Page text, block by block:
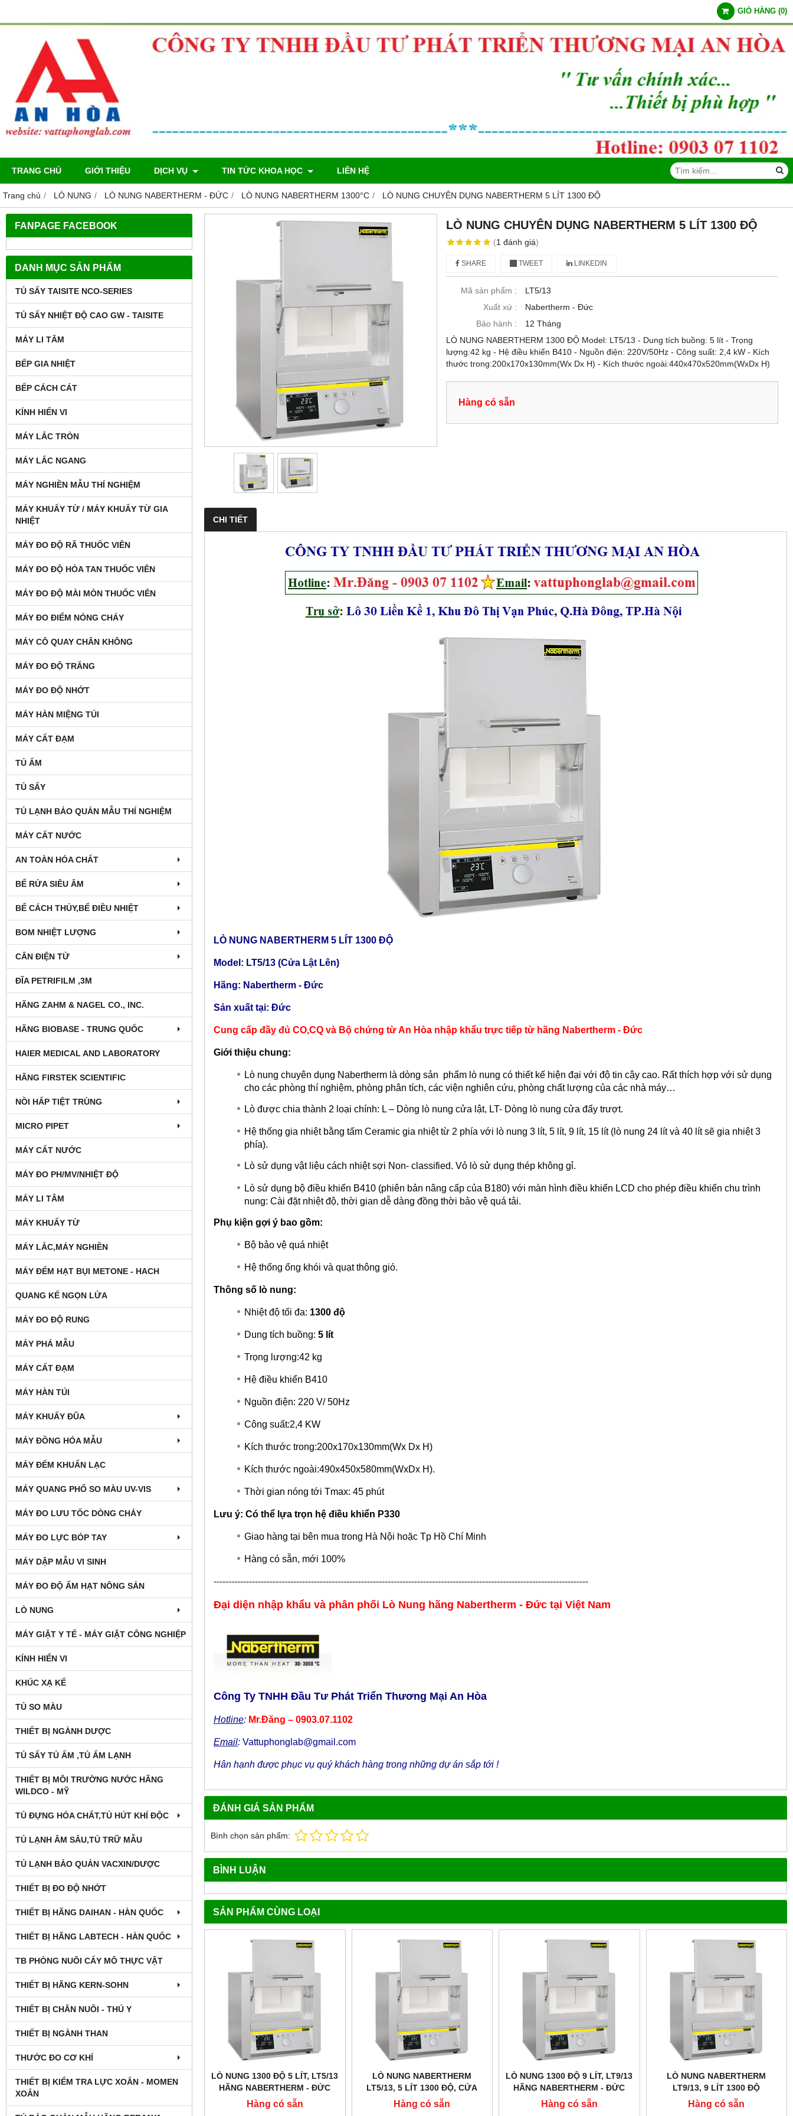
GIỎ HÀNG (0)
TRANG CHỦ GIỚI THIỆU DỊCH VỤ TIN TỨC KHOA HỌC LIÊN HỆ
Trang chủ LÒ NUNG LÒ NUNG NABERTHERM - ĐỨC LÒ NUNG NABERTHERM 1300°C LÒ NUNG CHUYÊN DỤNG NABERTHERM 5 LÍT 1300 ĐỘ
FANPAGE FACEBOOK
DANH MỤC SẢN PHẨM
TỦ SẤY TAISITE NCO-SERIES
TỦ SẤY NHIỆT ĐỘ CAO GW - TAISITE
MÁY LI TÂM
BẾP GIA NHIỆT
BẾP CÁCH CÁT
KÍNH HIỂN VI
MÁY LẮC TRÒN
MÁY LẮC NGANG
MÁY NGHIỀN MẪU THÍ NGHIỆM
MÁY KHUẤY TỪ / MÁY KHUẤY TỪ GIA
NHIỆT
MÁY ĐO ĐỘ RÃ THUỐC VIÊN
MÁY ĐO ĐỘ HÒA TAN THUỐC VIÊN
MÁY ĐO ĐỘ MÀI MÒN THUỐC VIÊN
MÁY ĐO ĐIỂM NÓNG CHÁY
MÁY CÔ QUAY CHÂN KHÔNG
MÁY ĐO ĐỘ TRẮNG
MÁY ĐO ĐỘ NHỚT
MÁY HÀN MIỆNG TÚI
MÁY CẤT ĐẠM
TỦ ẤM
TỦ SẤY
TỦ LẠNH BẢO QUẢN MẪU THÍ NGHIỆM
MÁY CẤT NƯỚC
AN TOÀN HÓA CHẤT
BỂ RỬA SIÊU ÂM
BỂ CÁCH THỦY,BỂ ĐIỀU NHIỆT
BOM NHIỆT LƯỢNG
CÂN ĐIỆN TỬ
ĐĨA PETRIFILM ,3M
HÃNG ZAHM & NAGEL CO., INC.
HÃNG BIOBASE - TRUNG QUỐC
HAIER MEDICAL AND LABORATORY
HÃNG FIRSTEK SCIENTIFIC
NỒI HẤP TIỆT TRÙNG
MICRO PIPET
MÁY CẤT NƯỚC
MÁY ĐO PH/MV/NHIỆT ĐỘ
MÁY LI TÂM
MÁY KHUẤY TỪ
MÁY LẮC,MÁY NGHIỀN
MÁY ĐẾM HẠT BỤI METONE - HACH
QUANG KẾ NGỌN LỬA
MÁY ĐO ĐỘ RUNG
MÁY PHÁ MẪU
MÁY CẤT ĐẠM
MÁY HÀN TÚI
MÁY KHUẤY ĐŨA
MÁY ĐỒNG HÓA MẪU
MÁY ĐẾM KHUẨN LẠC
MÁY QUANG PHỔ SO MÀU UV-VIS
MÁY ĐO LƯU TỐC DÒNG CHẢY
MÁY ĐO LỰC BÓP TAY
MÁY DẬP MẪU VI SINH
MÁY ĐO ĐỘ ẨM HẠT NÔNG SẢN
LÒ NUNG
MÁY GIẶT Y TẾ - MÁY GIẶT CÔNG NGHIỆP
KÍNH HIỂN VI
KHÚC XẠ KẾ
TỦ SO MÀU
THIẾT BỊ NGÀNH DƯỢC
TỦ SẤY TỦ ẤM ,TỦ ẤM LẠNH
THIẾT BỊ MÔI TRƯỜNG NƯỚC HÃNG
WILDCO - MỸ
TỦ ĐỰNG HÓA CHẤT,TỦ HÚT KHÍ ĐỘC
TỦ LẠNH ÂM SÂU,TỦ TRỮ MẪU
TỦ LẠNH BẢO QUẢN VACXIN/DƯỢC
THIẾT BỊ ĐO ĐỘ NHỚT
THIẾT BỊ HÃNG DAIHAN - HÀN QUỐC
THIẾT BỊ HÃNG LABTECH - HÀN QUỐC
TB PHÒNG NUÔI CẤY MÔ THỰC VẬT
THIẾT BỊ HÃNG KERN-SOHN
THIẾT BỊ CHĂN NUÔI - THÚ Y
THIẾT BỊ NGÀNH THAN
THƯỚC ĐO CƠ KHÍ
THIẾT BỊ KIỂM TRA LỰC XOẮN - MOMEN
XOẮN
LÒ NUNG CHUYÊN DỤNG NABERTHERM 5 LÍT 1300 ĐỘ
(1đánh giá)
SHARE TWEET LINKEDIN
Mã sản phẩm :
LT5/13
Xuất xứ :
Nabertherm - Đức
Bảo hành :
12 Tháng
LÒ NUNG NABERTHERM 1300 ĐỘ Model: LT5/13 - Dung tích buồng: 5 lít - Trọng
lượng:42 kg - Hệ điều khiển B410 - Nguồn điện: 220V/50Hz - Công suất: 2,4 kW - Kích
thước trong:200x170x130mm(Wx Dx H) - Kích thước ngoài:440x470x520mm(WxDx H)
Hàng có sẵn
CHI TIẾT
LÒ NUNG NABERTHERM 5 LÍT 1300 ĐỘ
Model: LT5/13 (Cửa Lật Lên)
Hãng: Nabertherm - Đức
Sản xuất tại: Đức
Cung cấp đầy đủ CO,CQ và Bộ chứng từ An Hòa nhập khẩu trực tiếp từ hãng Nabertherm - Đức
Giới thiệu chung:
Lò nung chuyên dụng Nabertherm là dòng sản phẩm lò nung có thiết kế hiện đại với độ tin cậy cao. Rất thích hợp với sử dụng
cho các phòng thí nghiệm, phòng phân tích, các viện nghiên cứu, phòng chất lượng của các nhà máy…
Lò được chia thành 2 loại chính: L – Dòng lò nung cửa lật, LT- Dòng lò nung cửa đẩy trượt.
Hệ thống gia nhiệt bằng tấm Ceramic gia nhiệt từ 2 phía với lò nung 3 lít, 5 lít, 9 lít, 15 lít (lò nung 24 lít và 40 lít sẽ gia nhiệt 3
phía).
Lò sử dụng vật liệu cách nhiệt sợi Non- classified. Vỏ lò sử dụng thép không gỉ.
Lò sử dụng bộ điều khiển B410 (phiên bản nâng cấp của B180) với màn hình điều khiển LCD cho phép điều khiển chu trình
nung: Cài đặt nhiệt độ, thời gian dễ dàng đồng thời bảo vệ quá tải.
Phụ kiện gợi ý bao gồm:
Bộ bảo vệ quá nhiệt
Hệ thống ống khói và quạt thông gió.
Thông số lò nung:
Nhiệt độ tối đa: 1300 độ
Dung tích buồng: 5 lít
Trọng lượng:42 kg
Hệ điều khiển B410
Nguồn điện: 220 V/ 50Hz
Công suất:2,4 KW
Kích thước trong:200x170x130mm(Wx Dx H)
Kích thước ngoài:490x450x580mm(WxDx H).
Thời gian nóng tới Tmax: 45 phút
Lưu ý: Có thể lựa trọn hệ điều khiển P330
Giao hàng tại bên mua trong Hà Nội hoặc Tp Hồ Chí Minh
Hàng có sẵn, mới 100%
-------------------------------------------------------------------------------------------------------------------------------
Đại diện nhập khẩu và phân phối Lò Nung hãng Nabertherm - Đức tại Việt Nam
Công Ty TNHH Đầu Tư Phát Triển Thương Mại An Hòa
Hotline: Mr.Đăng – 0903.07.1102
Email: Vattuphonglab@gmail.com
Hân hạnh được phục vụ quý khách hàng trong những dự án sắp tới !
ĐÁNH GIÁ SẢN PHẨM
Bình chọn sản phẩm:
BÌNH LUẬN
SẢN PHẨM CÙNG LOẠI
LÒ NUNG 1300 ĐỘ 5 LÍT, LT5/13
HÃNG NABERTHERM - ĐỨC
Hàng có sẵn
LÒ NUNG NABERTHERM
LT5/13, 5 LÍT 1300 ĐỘ, CỬA
LẬT LÊN
Hàng có sẵn
LÒ NUNG 1300 ĐỘ 9 LÍT, LT9/13
HÃNG NABERTHERM - ĐỨC
Hàng có sẵn
LÒ NUNG NABERTHERM
LT9/13, 9 LÍT 1300 ĐỘ
Hàng có sẵn